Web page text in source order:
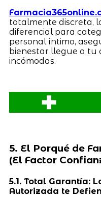
totalmente discreta,
diferencial para
personal íntimo,
bienestar llegue a tu
incómodas.
5. El Porqué de
(El Factor
5.1. Total Garantía:
Autorizada te